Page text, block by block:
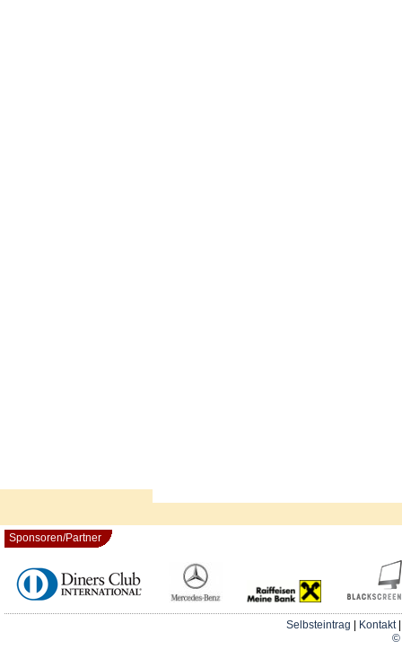
Sponsoren/Partner
Selbsteintrag Kontakt
©